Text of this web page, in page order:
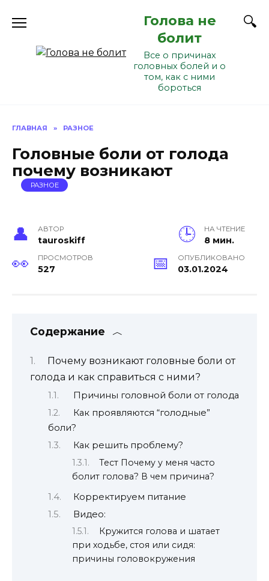
Голова не
болит
Все о причинах
головных болей и о
том, как с ними
бороться
ГЛАВНАЯ » РАЗНОЕ
Головные боли от голода
почему возникают
РАЗНОЕ
АВТОР
tauroskiff
НА ЧТЕНИЕ
8 мин.
ПРОСМОТРОВ
527
ОПУБЛИКОВАНО
03.01.2024
Содержание
Почему возникают головные боли от
голода и как справиться с ними?
Причины головной боли от голода
Как проявляются “голодные”
боли?
Как решить проблему?
Тест Почему у меня часто
болит голова? В чем причина?
Корректируем питание
Видео:
Кружится голова и шатает
при ходьбе, стоя или сидя:
причины головокружения